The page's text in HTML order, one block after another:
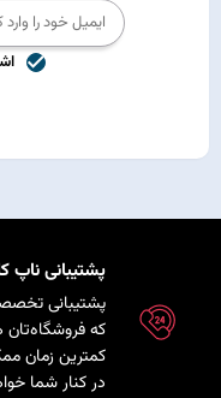
پشتیبانی ناپ
پشتیبانی
که فروشگاه‌تان
کمترین زمان
در کنار شما